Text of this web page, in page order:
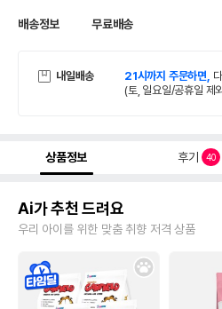
배송정보 무료배송
내일배송 21시까지 주문하면,
(토, 일요일/공휴일 제
상품정보 후기 40
Ai가 추천 드려요
우리 아이를 위한 맞춤 취향 저격 상품